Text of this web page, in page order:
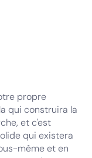
propre
qui construira la
et c'est
qui existera
même et en